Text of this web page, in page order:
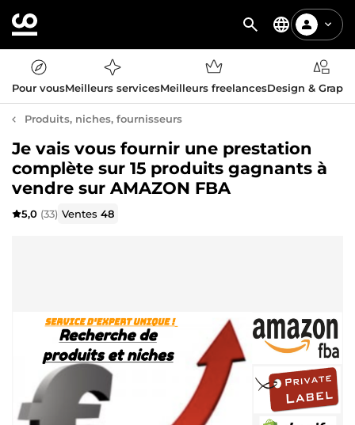
Pour vousMeilleurs servicesMeilleurs freelancesDesign &
Produits, niches, fournisseurs
Je vais vous fournir une prestation
complète sur 15 produits gagnants à
vendre sur AMAZON FBA
5,0 (33) Ventes48